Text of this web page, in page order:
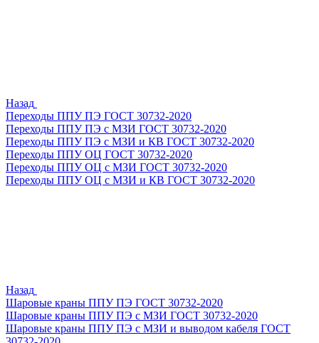
Назад
Переходы ППУ ПЭ ГОСТ 30732-2020
Переходы ППУ ПЭ с МЗИ ГОСТ 30732-2020
Переходы ППУ ПЭ с МЗИ и КВ ГОСТ 30732-2020
Переходы ППУ ОЦ ГОСТ 30732-2020
Переходы ППУ ОЦ с МЗИ ГОСТ 30732-2020
Переходы ППУ ОЦ с МЗИ и КВ ГОСТ 30732-2020
Назад
Шаровые краны ППУ ПЭ ГОСТ 30732-2020
Шаровые краны ППУ ПЭ с МЗИ ГОСТ 30732-2020
Шаровые краны ППУ ПЭ с МЗИ и выводом кабеля ГОСТ